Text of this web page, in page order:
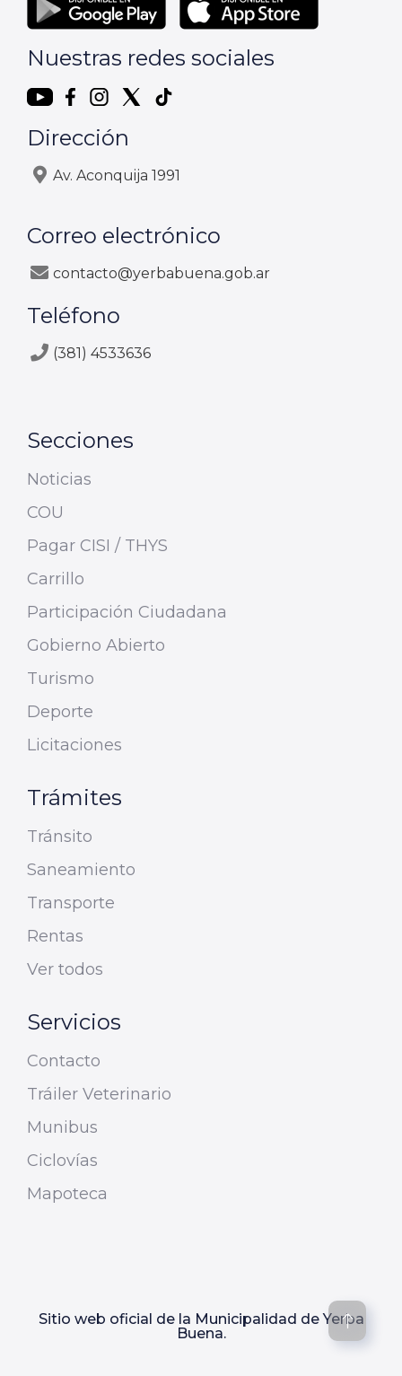
Nuestras redes sociales
Dirección
Av. Aconquija 1991
Correo electrónico
contacto@yerbabuena.gob.ar
Teléfono
(381) 4533636
Secciones
Noticias
COU
Pagar CISI / THYS
Carrillo
Participación Ciudadana
Gobierno Abierto
Turismo
Deporte
Licitaciones
Trámites
Tránsito
Saneamiento
Transporte
Rentas
Ver todos
Servicios
Contacto
Tráiler Veterinario
Munibus
Ciclovías
Mapoteca
Sitio web oficial de la Municipalidad de Yerba
Buena.